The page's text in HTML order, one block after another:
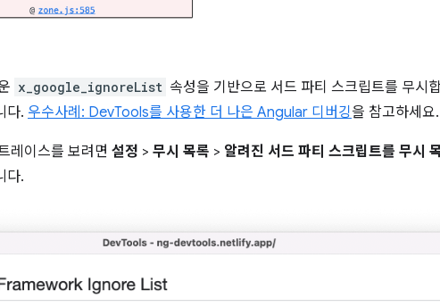
x_google_ignoreList 속성을 기반으로 서드 파티 스크립트를 무시
다. 우수사례: DevTools를 사용한 더 나은 Angular 디버깅을 참고하세요.
레이스를 보려면 설정 > 무시 목록 > 알려진 서드 파티 스크립트를 무시
다.